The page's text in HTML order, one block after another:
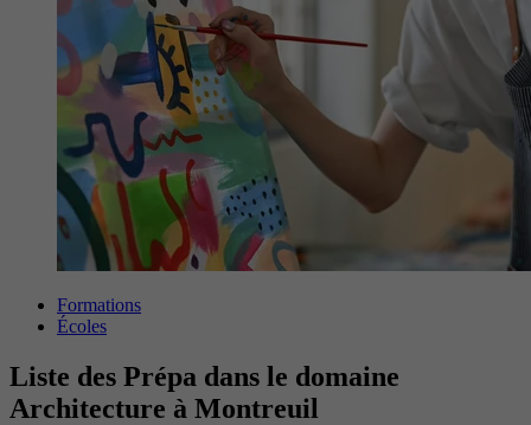
Formations
Écoles
Liste des Prépa dans le domaine
Architecture à Montreuil